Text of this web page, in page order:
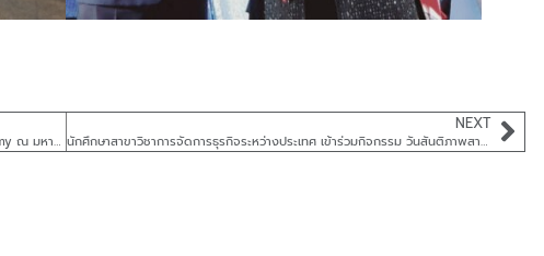
ทีมคณะบริหารธุรกิจ ร่วมงาน Student Orientation, Global Academy ณ มหาวิทยาลัยสยาม
NEXT
นักศึกษาสาขาวิชาการจัดการธุรกิจระหว่างประเทศ เข้าร่วมกิจกรรม วันสันติภาพสากล (The International Day of Peace)